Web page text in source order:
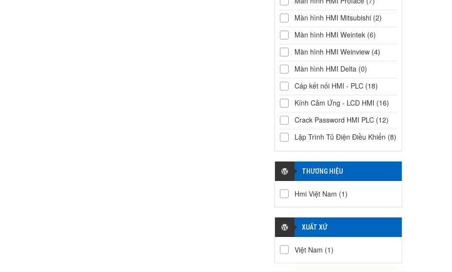
Màn hình HMI Mitsubishi (2)
Màn hình HMI Weintek (6)
Màn hình HMI Weinview (4)
Màn hình HMI Delta (0)
Cáp kết nối HMI - PLC (18)
Kính Cảm Ứng - LCD HMI (16)
Crack Password HMI PLC (12)
Lập Trình Tủ Điện Điều Khiển (8)
THƯƠNG HIỆU
Hmi Việt Nam (1)
XUẤT XỨ
Việt Nam (1)